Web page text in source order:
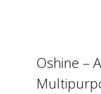
Oshine –